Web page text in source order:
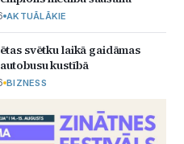
AKTUĀLĀKIE
svētku laikā gaidāmas
kustībā
BIZNESS